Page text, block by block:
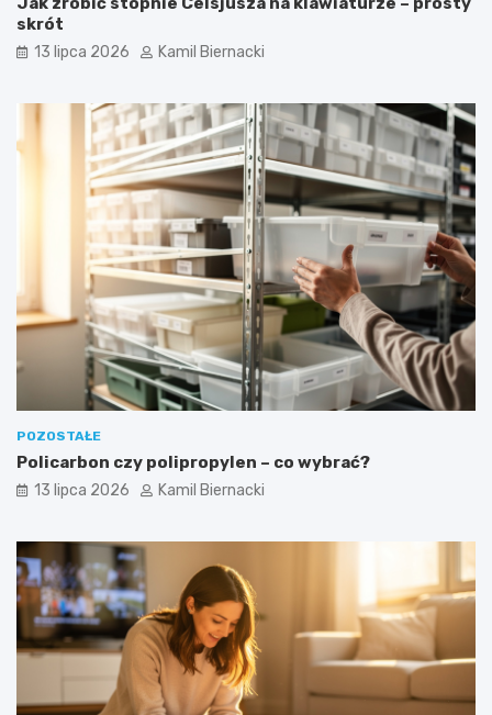
skrót
13 lipca 2026 Kamil Biernacki
POZOSTAŁE
Policarbon czy polipropylen – co wybrać?
13 lipca 2026 Kamil Biernacki